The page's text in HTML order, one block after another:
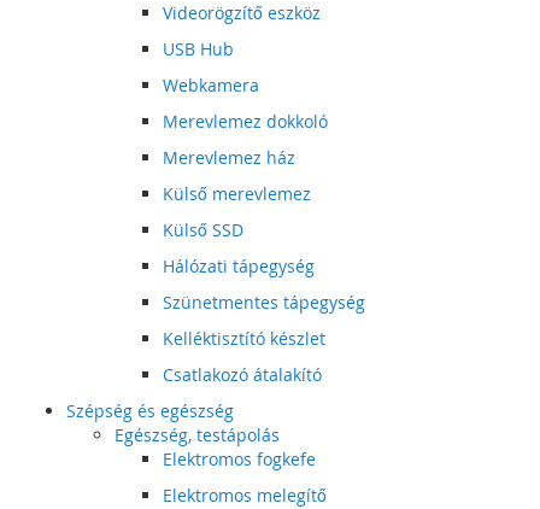
Videorögzítő eszköz
USB Hub
Webkamera
Merevlemez dokkoló
Merevlemez ház
Külső merevlemez
Külső SSD
Hálózati tápegység
Szünetmentes tápegység
Kelléktisztító készlet
Csatlakozó átalakító
Szépség és egészség
Egészség, testápolás
Elektromos fogkefe
Elektromos melegítő